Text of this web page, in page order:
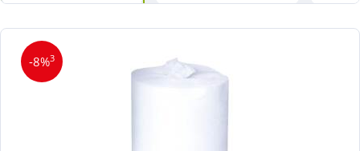
-8%3